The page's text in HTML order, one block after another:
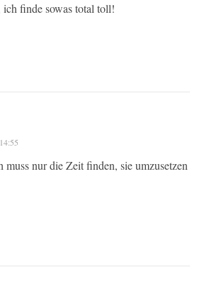
ich finde sowas total toll!
muss nur die Zeit finden, sie umzusetzen